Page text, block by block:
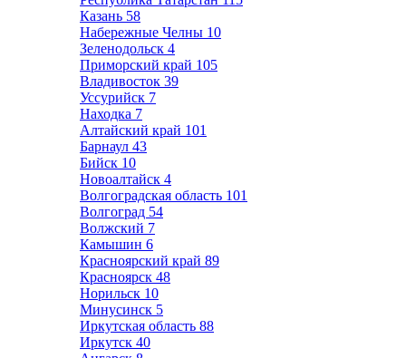
Казань 58
Набережные Челны 10
Зеленодольск 4
Приморский край 105
Владивосток 39
Уссурийск 7
Находка 7
Алтайский край 101
Барнаул 43
Бийск 10
Новоалтайск 4
Волгоградская область 101
Волгоград 54
Волжский 7
Камышин 6
Красноярский край 89
Красноярск 48
Норильск 10
Минусинск 5
Иркутская область 88
Иркутск 40